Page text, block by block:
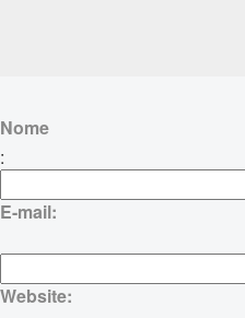
Nome
:
E-mail:
Website: